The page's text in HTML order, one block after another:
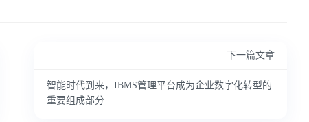
下一篇文章
智能时代到来，IBMS管理平台成为企业数字化转型的
重要组成部分